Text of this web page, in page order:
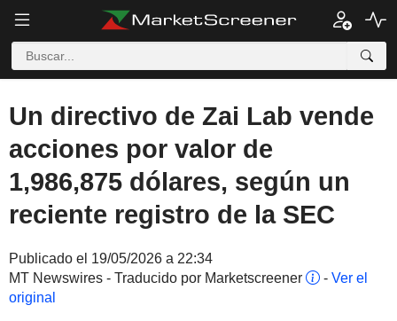
Un directivo de Zai Lab vende
acciones por valor de
1,986,875 dólares, según un
reciente registro de la SEC
Publicado el 19/05/2026 a 22:34
MT Newswires - Traducido por Marketscreener
- Ver el
original